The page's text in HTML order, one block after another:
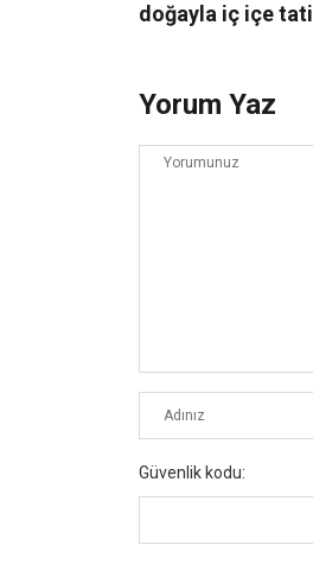
doğayla iç içe tatil
Yorum Yaz
Güvenlik kodu: